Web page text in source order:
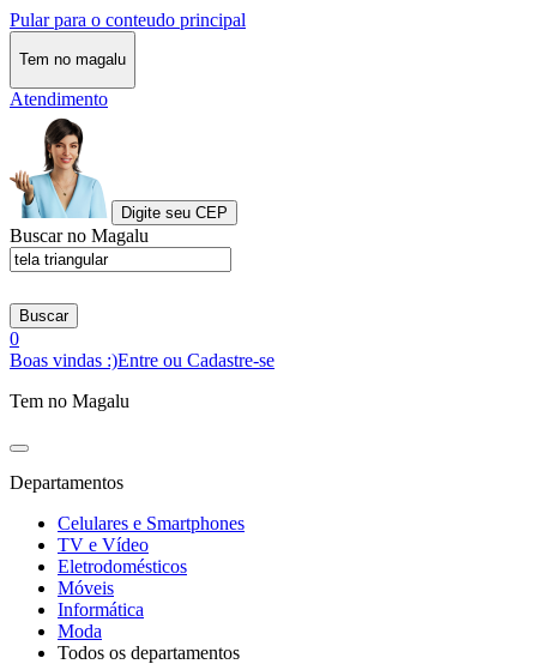
Pular para o conteudo principal
Tem no magalu
Atendimento
Digite seu CEP
Buscar no Magalu
Buscar
0
Boas vindas :)Entre ou Cadastre-se
Tem no Magalu
Departamentos
Celulares e Smartphones
TV e Vídeo
Eletrodomésticos
Móveis
Informática
Moda
Todos os departamentos